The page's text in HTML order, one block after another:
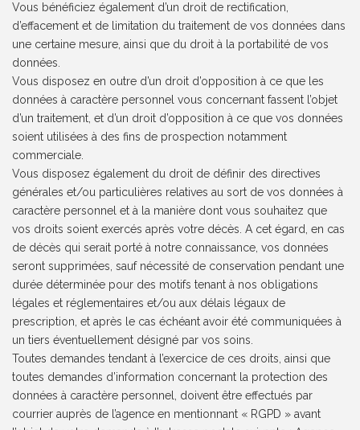
Vous bénéficiez également d’un droit de rectification,
d’effacement et de limitation du traitement de vos données dans
une certaine mesure, ainsi que du droit à la portabilité de vos
données.
Vous disposez en outre d’un droit d’opposition à ce que les
données à caractère personnel vous concernant fassent l’objet
d’un traitement, et d’un droit d’opposition à ce que vos données
soient utilisées à des fins de prospection notamment
commerciale.
Vous disposez également du droit de définir des directives
générales et/ou particulières relatives au sort de vos données à
caractère personnel et à la manière dont vous souhaitez que
vos droits soient exercés après votre décès. A cet égard, en cas
de décès qui serait porté à notre connaissance, vos données
seront supprimées, sauf nécessité de conservation pendant une
durée déterminée pour des motifs tenant à nos obligations
légales et réglementaires et/ou aux délais légaux de
prescription, et après le cas échéant avoir été communiquées à
un tiers éventuellement désigné par vos soins.
Toutes demandes tendant à l’exercice de ces droits, ainsi que
toutes demandes d’information concernant la protection des
données à caractère personnel, doivent être effectués par
courrier auprès de l’agence en mentionnant « RGPD » avant